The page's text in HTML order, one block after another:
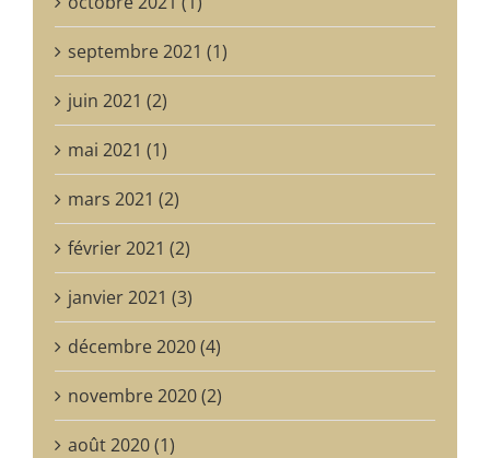
septembre 2021 (1)
juin 2021 (2)
mai 2021 (1)
mars 2021 (2)
février 2021 (2)
janvier 2021 (3)
décembre 2020 (4)
novembre 2020 (2)
août 2020 (1)